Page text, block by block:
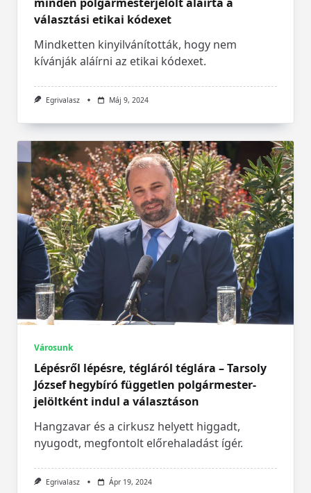
választási etikai kódexet
Mindketten kinyilvánították, hogy nem
kívánják aláírni az etikai kódexet.
Egrivalasz Máj 9, 2024
Városunk
Lépésről lépésre, tégláról téglára – Tarsoly
József hegybíró független polgármester-
jelöltként indul a választáson
Hangzavar és a cirkusz helyett higgadt,
nyugodt, megfontolt előrehaladást ígér.
Egrivalasz Ápr 19, 2024